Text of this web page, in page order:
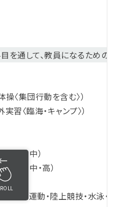
を通して、教員になるための
〈集団行動を含む〉）
習〈臨海・キャンプ〉）
（小・中）
小・中・高）
・器械運動・陸上競技・水泳・